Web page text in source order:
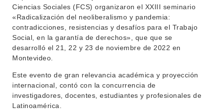
INSTITUCIONAL
DEPARTAMENTOS
ENSEÑANZA
EVA FCS
OFERTA DE GRADO
Ciencias Sociales (FCS) organizaron el XXIII seminario
«Radicalización del neoliberalismo y pandemia:
contradicciones, resistencias y desafíos para el Trabajo
Social, en la garantía de derechos», que que se
desarrolló el 21, 22 y 23 de noviembre de 2022 en
Montevideo.
Este evento de gran relevancia académica y proyección
internacional, contó con la concurrencia de
investigadores, docentes, estudiantes y profesionales de
Latinoamérica.